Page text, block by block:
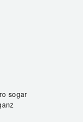
sogar